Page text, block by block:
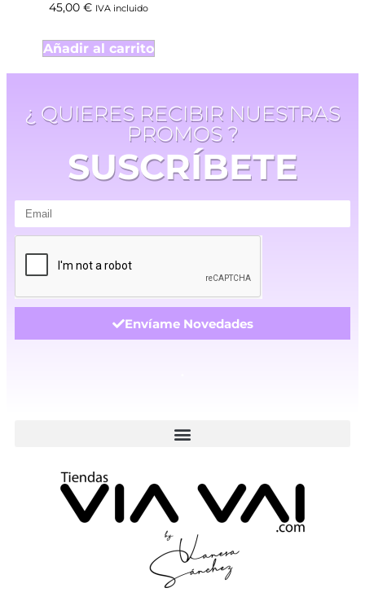
45,00 € IVA incluido
Añadir al carrito
¿ QUIERES RECIBIR NUESTRAS
PROMOS ?
SUSCRÍBETE
Envíame Novedades